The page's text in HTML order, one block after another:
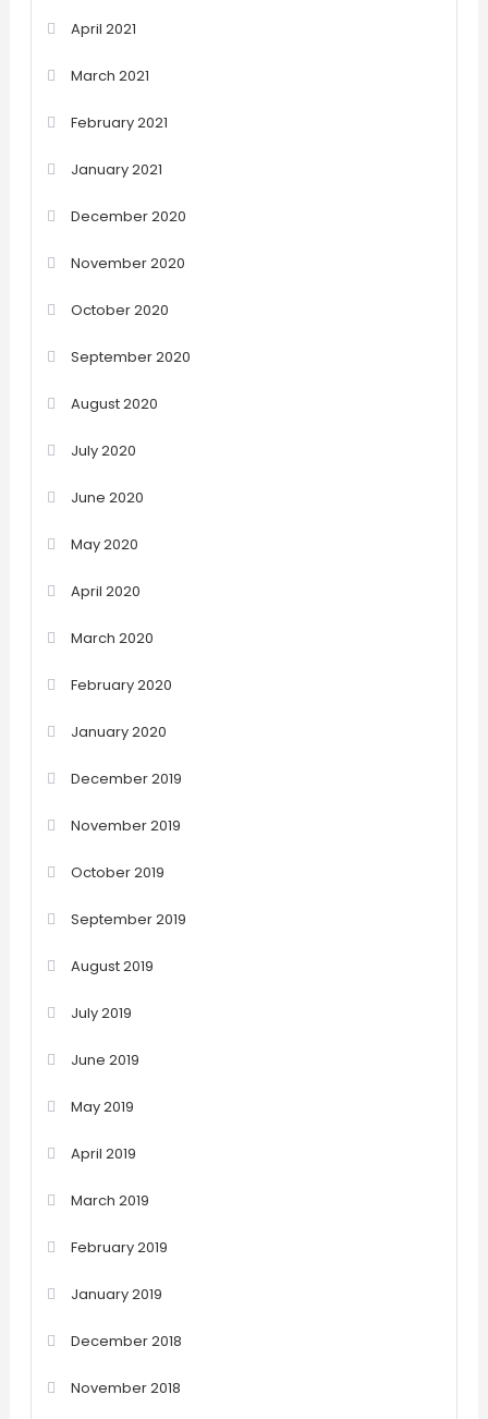
April 2021
March 2021
February 2021
January 2021
December 2020
November 2020
October 2020
September 2020
August 2020
July 2020
June 2020
May 2020
April 2020
March 2020
February 2020
January 2020
December 2019
November 2019
October 2019
September 2019
August 2019
July 2019
June 2019
May 2019
April 2019
March 2019
February 2019
January 2019
December 2018
November 2018